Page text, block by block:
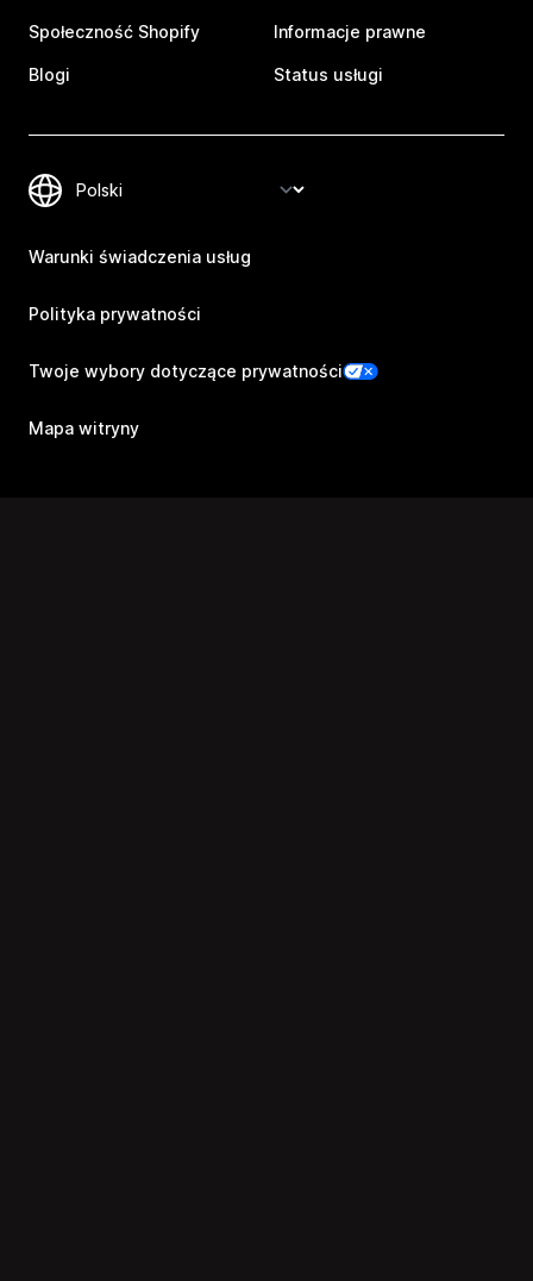
Społeczność Shopify
Blogi
Informacje prawne
Status usługi
Warunki świadczenia usług
Polityka prywatności
Twoje wybory dotyczące prywatności
Mapa witryny